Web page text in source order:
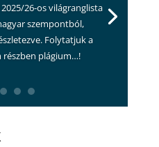
26-os világranglista
szempontból,
Folytatjuk a
részben plágium…!